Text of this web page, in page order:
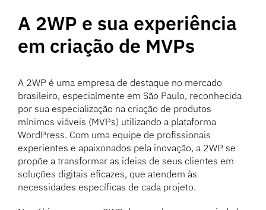
A 2WP e sua experiência
em criação de MVPs
A 2WP é uma empresa de destaque no mercado
brasileiro, especialmente em São Paulo, reconhecida
por sua especialização na criação de produtos
mínimos viáveis (MVPs) utilizando a plataforma
WordPress. Com uma equipe de profissionais
experientes e apaixonados pela inovação, a 2WP se
propõe a transformar as ideias de seus clientes em
soluções digitais eficazes, que atendem às
necessidades específicas de cada projeto.